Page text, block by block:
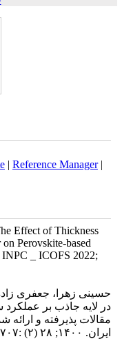
|Reference Manager
Effect of Thickness
on Perovskite-based
INPC _ ICOFS 2022;
حسینی زهرا، جعفری
در لایه جاذب بر
مقالات پذیرفته و ارائه
ایران. ۱۴۰۰; ۲۸ (۲) :۷۰۷-۷۱۰